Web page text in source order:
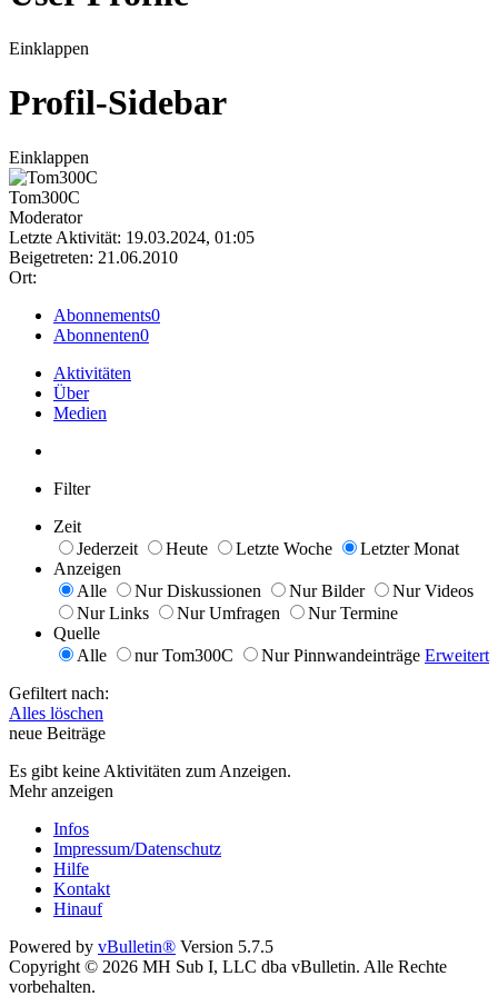
Einklappen
Profil-Sidebar
Einklappen
Tom300C
Moderator
Letzte Aktivität: 19.03.2024, 01:05
Beigetreten: 21.06.2010
Ort:
Abonnements0
Abonnenten0
Aktivitäten
Über
Medien
Filter
Zeit
Jederzeit
Heute Letzte Woche
Letzter Monat
Anzeigen
Alle
Nur Diskussionen Nur Bilder
Nur Videos
Nur Links
Nur Umfragen
Nur Termine
Quelle
Alle
nur Tom300C Nur Pinnwandeinträge Erweitert
Gefiltert nach:
Alles löschen
neue Beiträge
Es gibt keine Aktivitäten zum Anzeigen.
Mehr anzeigen
Infos
Impressum/Datenschutz
Hilfe
Kontakt
Hinauf
Powered by vBulletin® Version 5.7.5
Copyright © 2026 MH Sub I, LLC dba vBulletin. Alle Rechte
vorbehalten.